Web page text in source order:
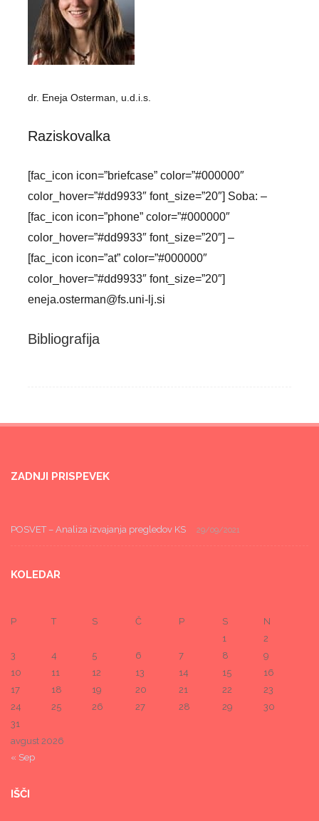
dr. Eneja Osterman, u.d.i.s.
Raziskovalka
[fac_icon icon=”briefcase” color=”#000000″
color_hover=”#dd9933″ font_size=”20″] Soba: –
[fac_icon icon=”phone” color=”#000000″
color_hover=”#dd9933″ font_size=”20″] –
[fac_icon icon=”at” color=”#000000″
color_hover=”#dd9933″ font_size=”20″]
eneja.osterman@fs.uni-lj.si
Bibliografija
ZADNJI PRISPEVEK
POSVET – Analiza izvajanja pregledov KS 29/09/2021
KOLEDAR
avgust 2026
P T S Č P S
N
1
2
3
4 5 6 7 8
9
10
11 12 13 14 15
16
17
18 19 20 21 22
23
24
25 26 27 28 29
30
31
« Sep
IŠČI